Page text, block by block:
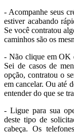
- Acompanhe seus
estiver acabando
Se você contratou
caminhos são os
- Não clique em OK
Sei de casos de
opção, contratou o
em cancelar. Ou até
entender do que se
- Ligue para sua
deste tipo de
cabeça. Os